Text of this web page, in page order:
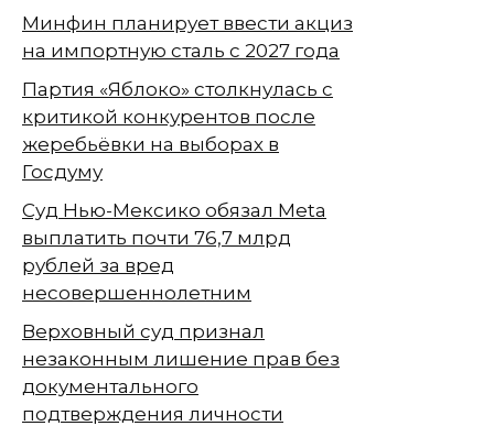
Минфин планирует ввести акциз
на импортную сталь с 2027 года
Партия «Яблоко» столкнулась с
критикой конкурентов после
жеребьёвки на выборах в
Госдуму
Суд Нью-Мексико обязал Meta
выплатить почти 76,7 млрд
рублей за вред
несовершеннолетним
Верховный суд признал
незаконным лишение прав без
документального
подтверждения личности